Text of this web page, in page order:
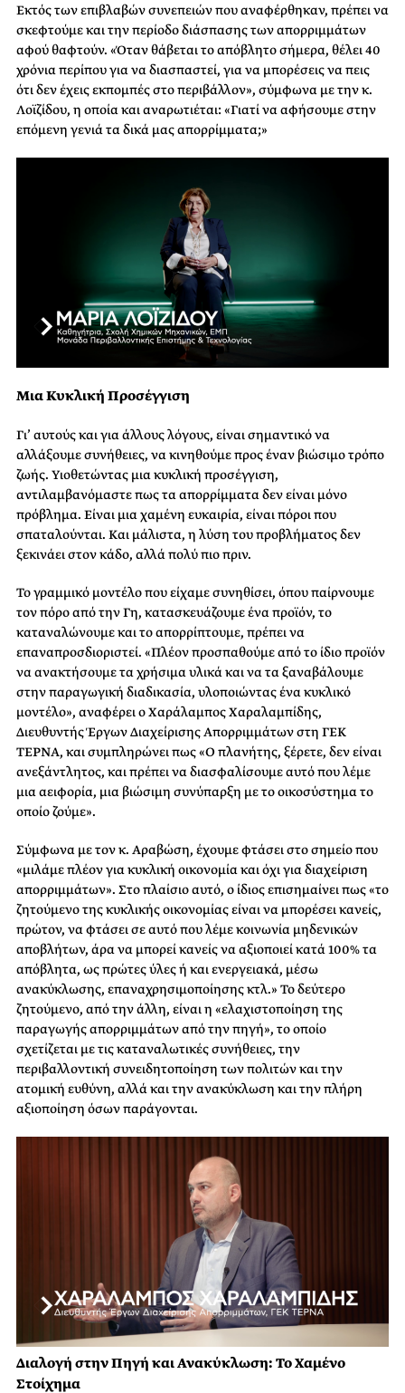
Εκτός των επιβλαβών συνεπειών που αναφέρθηκαν, πρέπει να
σκεφτούμε και την περίοδο διάσπασης των απορριμμάτων
αφού θαφτούν. «Όταν θάβεται το απόβλητο σήμερα, θέλει 40
χρόνια περίπου για να διασπαστεί, για να μπορέσεις να πεις
ότι δεν έχεις εκπομπές στο περιβάλλον», σύμφωνα με την κ.
Λοϊζίδου, η οποία και αναρωτιέται: «Γιατί να αφήσουμε στην
επόμενη γενιά τα δικά μας απορρίμματα;»
Μια Κυκλική Προσέγγιση
Γι’ αυτούς και για άλλους λόγους, είναι σημαντικό να
αλλάξουμε συνήθειες, να κινηθούμε προς έναν βιώσιμο τρόπο
ζωής. Υιοθετώντας μια κυκλική προσέγγιση,
αντιλαμβανόμαστε πως τα απορρίμματα δεν είναι μόνο
πρόβλημα. Είναι μια χαμένη ευκαιρία, είναι πόροι που
σπαταλούνται. Και μάλιστα, η λύση του προβλήματος δεν
ξεκινάει στον κάδο, αλλά πολύ πιο πριν.
Το γραμμικό μοντέλο που είχαμε συνηθίσει, όπου παίρνουμε
τον πόρο από την Γη, κατασκευάζουμε ένα προϊόν, το
καταναλώνουμε και το απορρίπτουμε, πρέπει να
επαναπροσδιοριστεί. «Πλέον προσπαθούμε από το ίδιο προϊόν
να ανακτήσουμε τα χρήσιμα υλικά και να τα ξαναβάλουμε
στην παραγωγική διαδικασία, υλοποιώντας ένα κυκλικό
μοντέλο», αναφέρει ο Χαράλαμπος Χαραλαμπίδης,
Διευθυντής Έργων Διαχείρισης Απορριμμάτων στη ΓΕΚ
ΤΕΡΝA, και συμπληρώνει πως «Ο πλανήτης, ξέρετε, δεν είναι
ανεξάντλητος, και πρέπει να διασφαλίσουμε αυτό που λέμε
μια αειφορία, μια βιώσιμη συνύπαρξη με το οικοσύστημα το
οποίο ζούμε».
Σύμφωνα με τον κ. Αραβώση, έχουμε φτάσει στο σημείο που
«μιλάμε πλέον για κυκλική οικονομία και όχι για διαχείριση
απορριμμάτων». Στο πλαίσιο αυτό, ο ίδιος επισημαίνει πως «το
ζητούμενο της κυκλικής οικονομίας είναι να μπορέσει κανείς,
πρώτον, να φτάσει σε αυτό που λέμε κοινωνία μηδενικών
αποβλήτων, άρα να μπορεί κανείς να αξιοποιεί κατά 100% τα
απόβλητα, ως πρώτες ύλες ή και ενεργειακά, μέσω
ανακύκλωσης, επαναχρησιμοποίησης κτλ.» Το δεύτερο
ζητούμενο, από την άλλη, είναι η «ελαχιστοποίηση της
παραγωγής απορριμμάτων από την πηγή», το οποίο
σχετίζεται με τις καταναλωτικές συνήθειες, την
περιβαλλοντική συνειδητοποίηση των πολιτών και την
ατομική ευθύνη, αλλά και την ανακύκλωση και την πλήρη
αξιοποίηση όσων παράγονται.
Διαλογή στην Πηγή και Ανακύκλωση: Το Χαμένο
Στοίχημα